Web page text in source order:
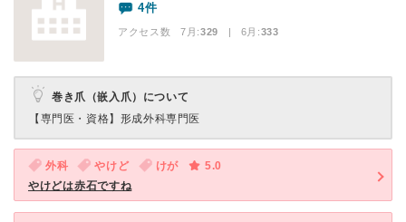
4件
アクセス数 7月:329 | 6月:333
巻き爪（嵌入爪）について
【専門医・資格】 形成外科専門医
外科 やけど けが
5.0
やけどは赤石ですね